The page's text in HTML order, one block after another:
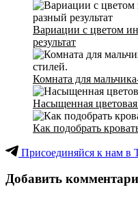
Вариации с цветом
результат
Комната для
Насыщенная
Как подобрать
Присоединяйся к нам в
Добавить